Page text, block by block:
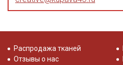
Распродажа тканей
Отзывы о нас